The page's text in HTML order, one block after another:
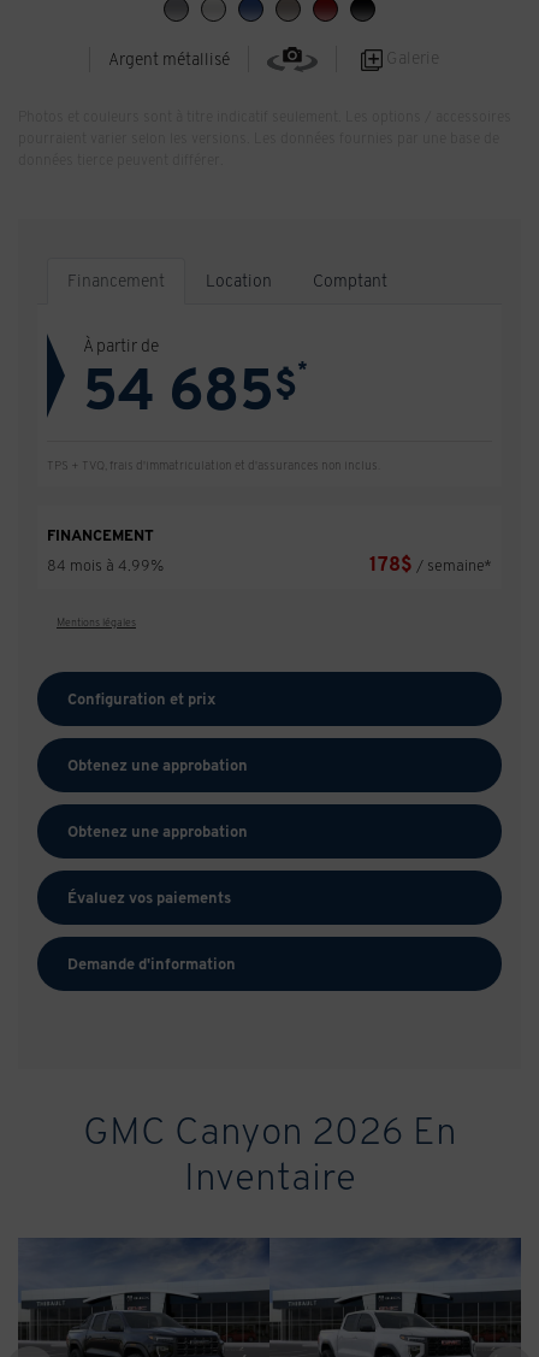
Argent métallisé Galerie
GMC Canyon 2026 En
Inventaire
Financement Location Comptant
À partir de
54 685$*
TPS + TVQ, frais d'immatriculation et d'assurances non inclus.
FINANCEMENT
84 mois à 4.99%
178$ / semaine*
Mentions légales
Configuration et prix
Obtenez une approbation
Obtenez une approbation
Évaluez vos paiements
Demande d'information